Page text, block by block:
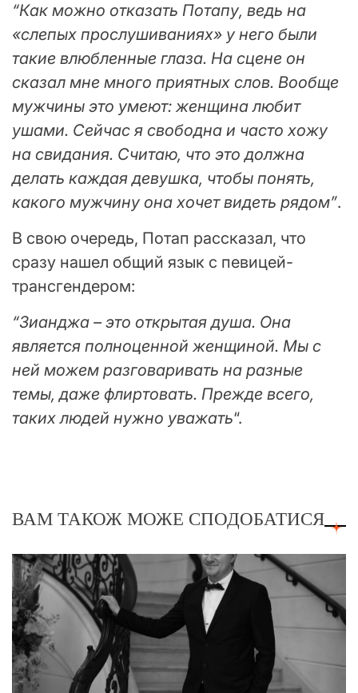
“Как можно отказать Потапу, ведь на
«слепых прослушиваниях» у него были
такие влюбленные глаза. На сцене он
сказал мне много приятных слов. Вообще
мужчины это умеют: женщина любит
ушами. Сейчас я свободна и часто хожу
на свидания. Считаю, что это должна
делать каждая девушка, чтобы понять,
какого мужчину она хочет видеть рядом”.
В свою очередь, Потап рассказал, что
сразу нашел общий язык с певицей-
трансгендером:
“Зианджа – это открытая душа. Она
является полноценной женщиной. Мы с
ней можем разговаривать на разные
темы, даже флиртовать. Прежде всего,
таких людей нужно уважать“.
ВАМ ТАКОЖ МОЖЕ СПОДОБАТИСЯ